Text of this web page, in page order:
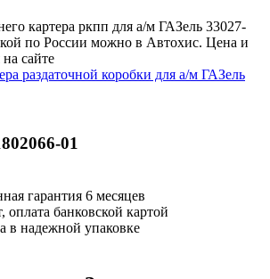
картера ркпп для а/м ГАЗель 33027-
по России можно в Автохис. Цена и
сайте
01
гарантия 6 месяцев
оплата банковской картой
в надежной упаковке